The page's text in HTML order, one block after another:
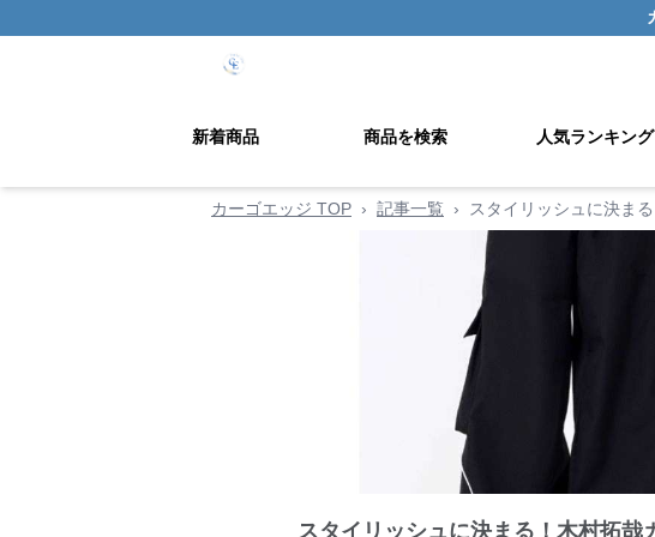
新着商品 商品を検索 人気ランキング
カーゴエッジ TOP › 記事一覧 › スタイリッシュに決ま
スタイリッシュに決まる！木村拓哉